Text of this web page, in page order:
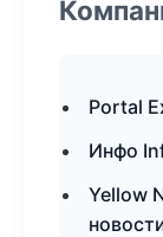
Portal
Инфо
Yellow